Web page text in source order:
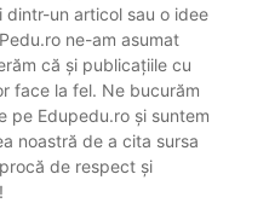
un articol sau o idee
ne-am asumat
că și publicațiile cu
face la fel. Ne bucurăm
pe Edupedu.ro și suntem
noastră de a cita sursa
de respect și